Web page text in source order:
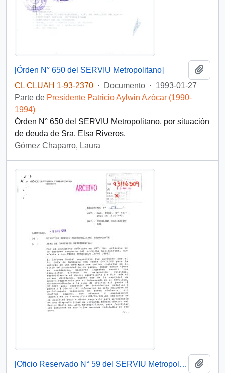
[Órden N° 650 del SERVIU Metropolitano]
CL CLUAH 1-93-2370 · Documento · 1993-01-27
Parte de Presidente Patricio Aylwin Azócar (1990-
1994)
Órden N° 650 del SERVIU Metropolitano, por situación
de deuda de Sra. Elsa Riveros.
Gómez Chaparro, Laura
[Oficio Reservado N° 59 del SERVIU Metropolitano]